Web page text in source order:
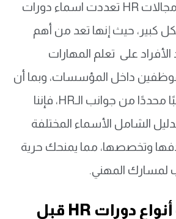
بالتزامن مع توسع مجالات HR تعددت اسماء دورات
كبير، حيث إنها تعد من أهم
الأفراد على تعلم المهارات
داخل المؤسسات، وبما أن
كل دورة تشمل جانبًا محددًا من جوانب الـHR، فإننا
الشامل الأسماء المختلفة
وتخصصها، مما يمنحك حرية
لمسارك المهني.
أهمية معرفة أنواع دورات HR قبل